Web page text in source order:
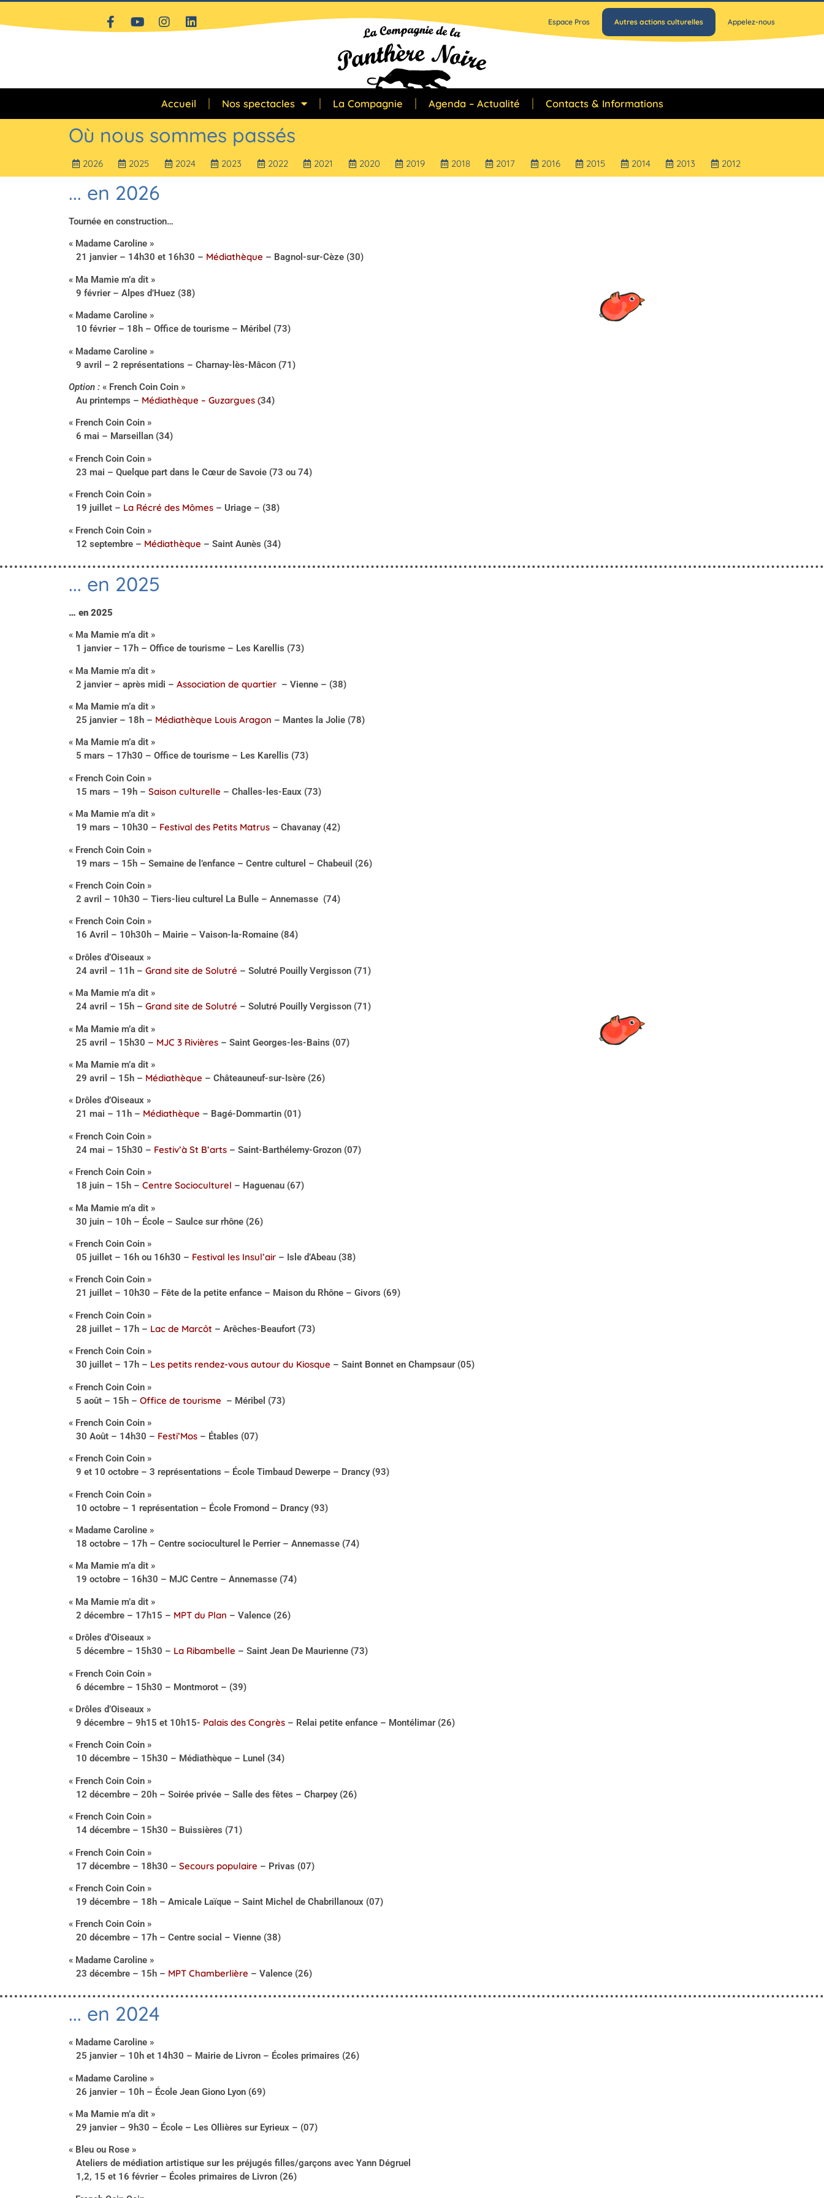
Espace Pros Autres actions culturelles Appelez-nous
Accueil Nos spectacles La Compagnie Agenda – Actualité Contacts & Informations
Où nous sommes passés
2026 2025 2024 2023 2022 2021 2020 2019 2018 2017 2016 2015 2014 2013 2012
... en 2026
Tournée en construction…
« Madame Caroline »
21 janvier – 14h30 et 16h30 – Médiathèque – Bagnol-sur-Cèze (30)
« Ma Mamie m’a dit »
9 février – Alpes d’Huez (38)
« Madame Caroline »
10 février – 18h – Office de tourisme – Méribel (73)
« Madame Caroline »
9 avril – 2 représentations – Charnay-lès-Mâcon (71)
Option : « French Coin Coin »
Au printemps – Médiathèque – Guzargues (34)
« French Coin Coin »
6 mai – Marseillan (34)
« French Coin Coin »
23 mai – Quelque part dans le Cœur de Savoie (73 ou 74)
« French Coin Coin »
19 juillet – La Récré des Mômes – Uriage – (38)
« French Coin Coin »
12 septembre – Médiathèque – Saint Aunès (34)
... en 2025
… en 2025
« Ma Mamie m’a dit »
1 janvier – 17h – Office de tourisme – Les Karellis (73)
« Ma Mamie m’a dit »
2 janvier – après midi – Association de quartier – Vienne – (38)
« Ma Mamie m’a dit »
25 janvier – 18h – Médiathèque Louis Aragon – Mantes la Jolie (78)
« Ma Mamie m’a dit »
5 mars – 17h30 – Office de tourisme – Les Karellis (73)
« French Coin Coin »
15 mars – 19h – Saison culturelle – Challes-les-Eaux (73)
« Ma Mamie m’a dit »
19 mars – 10h30 – Festival des Petits Matrus – Chavanay (42)
« French Coin Coin »
19 mars – 15h – Semaine de l’enfance – Centre culturel – Chabeuil (26)
« French Coin Coin »
2 avril – 10h30 – Tiers-lieu culturel La Bulle – Annemasse (74)
« French Coin Coin »
16 Avril – 10h30h – Mairie – Vaison-la-Romaine (84)
« Drôles d’Oiseaux »
24 avril – 11h – Grand site de Solutré – Solutré Pouilly Vergisson (71)
« Ma Mamie m’a dit »
24 avril – 15h – Grand site de Solutré – Solutré Pouilly Vergisson (71)
« Ma Mamie m’a dit »
25 avril – 15h30 – MJC 3 Rivières – Saint Georges-les-Bains (07)
« Ma Mamie m’a dit »
29 avril – 15h – Médiathèque – Châteauneuf-sur-Isère (26)
« Drôles d’Oiseaux »
21 mai – 11h – Médiathèque – Bagé-Dommartin (01)
« French Coin Coin »
24 mai – 15h30 – Festiv’à St B’arts – Saint-Barthélemy-Grozon (07)
« French Coin Coin »
18 juin – 15h – Centre Socioculturel – Haguenau (67)
« Ma Mamie m’a dit »
30 juin – 10h – École – Saulce sur rhône (26)
« French Coin Coin »
05 juillet – 16h ou 16h30 – Festival les Insul’air – Isle d’Abeau (38)
« French Coin Coin »
21 juillet – 10h30 – Fête de la petite enfance – Maison du Rhône – Givors (69)
« French Coin Coin »
28 juillet – 17h – Lac de Marcôt – Arêches-Beaufort (73)
« French Coin Coin »
30 juillet – 17h – Les petits rendez-vous autour du Kiosque – Saint Bonnet en Champsaur (05)
« French Coin Coin »
5 août – 15h – Office de tourisme – Méribel (73)
« French Coin Coin »
30 Août – 14h30 – Festi’Mos – Étables (07)
« French Coin Coin »
9 et 10 octobre – 3 représentations – École Timbaud Dewerpe – Drancy (93)
« French Coin Coin »
10 octobre – 1 représentation – École Fromond – Drancy (93)
« Madame Caroline »
18 octobre – 17h – Centre socioculturel le Perrier – Annemasse (74)
« Ma Mamie m’a dit »
19 octobre – 16h30 – MJC Centre – Annemasse (74)
« Ma Mamie m’a dit »
2 décembre – 17h15 – MPT du Plan – Valence (26)
« Drôles d’Oiseaux »
5 décembre – 15h30 – La Ribambelle – Saint Jean De Maurienne (73)
« French Coin Coin »
6 décembre – 15h30 – Montmorot – (39)
« Drôles d’Oiseaux »
9 décembre – 9h15 et 10h15- Palais des Congrès – Relai petite enfance – Montélimar (26)
« French Coin Coin »
10 décembre – 15h30 – Médiathèque – Lunel (34)
« French Coin Coin »
12 décembre – 20h – Soirée privée – Salle des fêtes – Charpey (26)
« French Coin Coin »
14 décembre – 15h30 – Buissières (71)
« French Coin Coin »
17 décembre – 18h30 – Secours populaire – Privas (07)
« French Coin Coin »
19 décembre – 18h – Amicale Laïque – Saint Michel de Chabrillanoux (07)
« French Coin Coin »
20 décembre – 17h – Centre social – Vienne (38)
« Madame Caroline »
23 décembre – 15h – MPT Chamberlière – Valence (26)
... en 2024
« Madame Caroline »
25 janvier – 10h et 14h30 – Mairie de Livron – Écoles primaires (26)
« Madame Caroline »
26 janvier – 10h – École Jean Giono Lyon (69)
« Ma Mamie m’a dit »
29 janvier – 9h30 – École – Les Ollières sur Eyrieux – (07)
« Bleu ou Rose »
Ateliers de médiation artistique sur les préjugés filles/garçons avec Yann Dégruel
1,2, 15 et 16 février – Écoles primaires de Livron (26)